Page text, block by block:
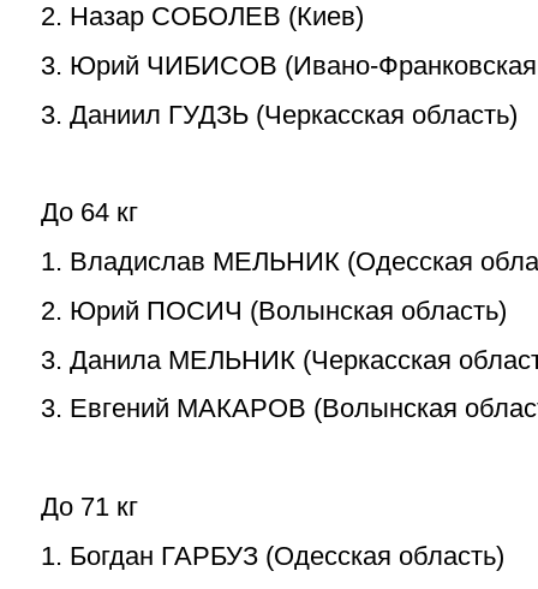
2. Назар СОБОЛЕВ (Киев)
3. Юрий ЧИБИСОВ (Ивано-Франковская
3. Даниил ГУДЗЬ (Черкасская область)
До 64 кг
1. Владислав МЕЛЬНИК (Одесская
2. Юрий ПОСИЧ (Волынская область)
3. Данила МЕЛЬНИК (Черкасская
3. Евгений МАКАРОВ (Волынская
До 71 кг
1. Богдан ГАРБУЗ (Одесская область)